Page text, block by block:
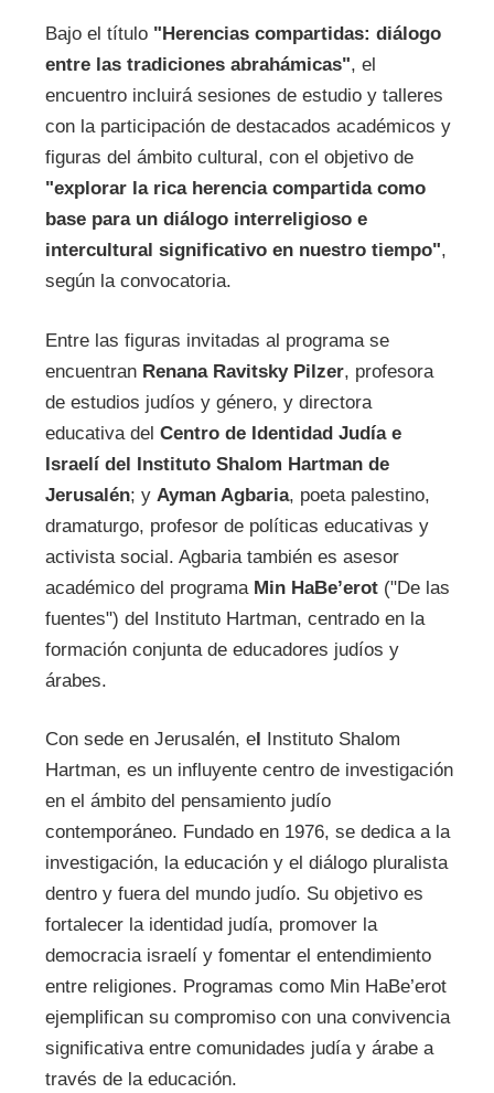
Bajo el título "Herencias compartidas: diálogo
entre las tradiciones abrahámicas", el
encuentro incluirá sesiones de estudio y talleres
con la participación de destacados académicos y
figuras del ámbito cultural, con el objetivo de
"explorar la rica herencia compartida como
base para un diálogo interreligioso e
intercultural significativo en nuestro tiempo",
según la convocatoria.
Entre las figuras invitadas al programa se
encuentran Renana Ravitsky Pilzer, profesora
de estudios judíos y género, y directora
educativa del Centro de Identidad Judía e
Israelí del Instituto Shalom Hartman de
Jerusalén; y Ayman Agbaria, poeta palestino,
dramaturgo, profesor de políticas educativas y
activista social. Agbaria también es asesor
académico del programa Min HaBe’erot("De las
fuentes") del Instituto Hartman, centrado en la
formación conjunta de educadores judíos y
árabes.
Con sede en Jerusalén, el
Instituto Shalom
Hartman, es un influyente centro de investigación
en el ámbito del pensamiento judío
contemporáneo. Fundado en 1976, se dedica a la
investigación, la educación y el diálogo pluralista
dentro y fuera del mundo judío. Su objetivo es
fortalecer la identidad judía, promover la
democracia israelí y fomentar el entendimiento
entre religiones. Programas como Min HaBe’erot
ejemplifican su compromiso con una convivencia
significativa entre comunidades judía y árabe a
través de la educación.